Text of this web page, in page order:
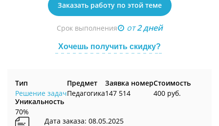
Заказать работу по этой теме
Срок выполнения от2 дней
Хочешь получить скидку?
Тип
Решение задач
Предмет
Педагогика
Заявка номер
147 514
Стоимость
400 руб.
Уникальность
70%
Дата заказа: 08.05.2025